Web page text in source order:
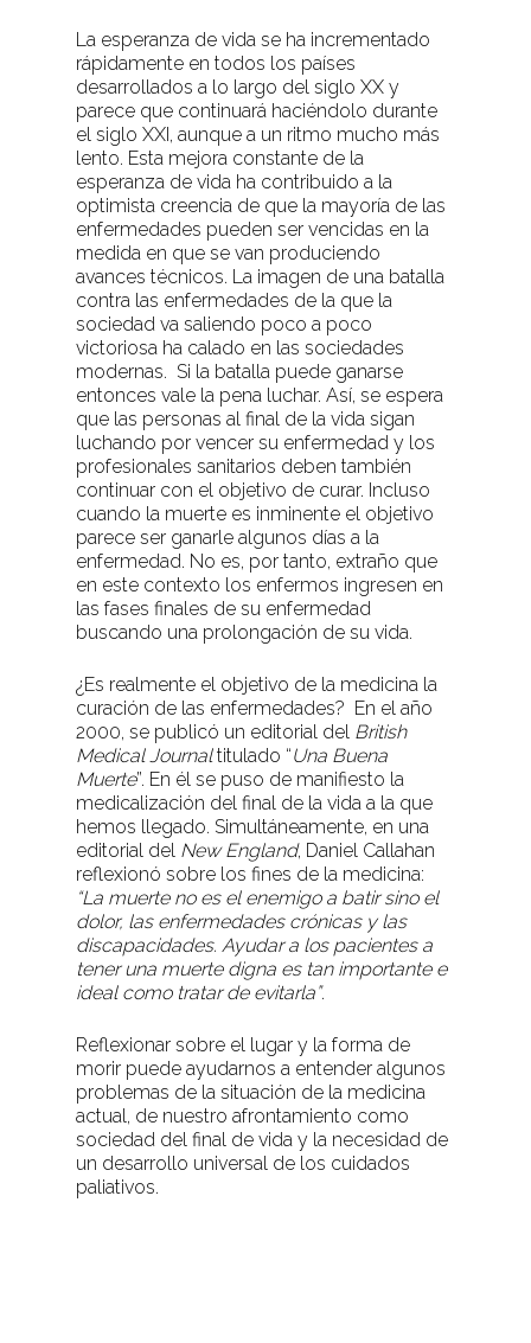
La esperanza de vida se ha incrementado
rápidamente en todos los países
desarrollados a lo largo del siglo XX y
parece que continuará haciéndolo durante
el siglo XXI, aunque a un ritmo mucho más
lento. Esta mejora constante de la
esperanza de vida ha contribuido a la
optimista creencia de que la mayoría de las
enfermedades pueden ser vencidas en la
medida en que se van produciendo
avances técnicos. La imagen de una batalla
contra las enfermedades de la que la
sociedad va saliendo poco a poco
victoriosa ha calado en las sociedades
modernas. Si la batalla puede ganarse
entonces vale la pena luchar. Así, se espera
que las personas al final de la vida sigan
luchando por vencer su enfermedad y los
profesionales sanitarios deben también
continuar con el objetivo de curar. Incluso
cuando la muerte es inminente el objetivo
parece ser ganarle algunos días a la
enfermedad. No es, por tanto, extraño que
en este contexto los enfermos ingresen en
las fases finales de su enfermedad
buscando una prolongación de su vida.
¿Es realmente el objetivo de la medicina la
curación de las enfermedades? En el año
2000, se publicó un editorial del British
Medical Journaltitulado “Una Buena
Muerte”. En él se puso de manifiesto la
medicalización del final de la vida a la que
hemos llegado. Simultáneamente, en una
editorial del New England, Daniel Callahan
reflexionó sobre los fines de la medicina:
“La muerte no es el enemigo a batir sino el
dolor, las enfermedades crónicas y las
discapacidades. Ayudar a los pacientes a
tener una muerte digna es tan importante e
ideal como tratar de evitarla”.
Reflexionar sobre el lugar y la forma de
morir puede ayudarnos a entender algunos
problemas de la situación de la medicina
actual, de nuestro afrontamiento como
sociedad del final de vida y la necesidad de
un desarrollo universal de los cuidados
paliativos.